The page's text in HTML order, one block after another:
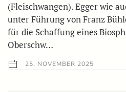
(Fleischwangen). Egger wie
unter Führung von Franz
für die Schaffung eines
Oberschw…
25. NOVEMBER 2025